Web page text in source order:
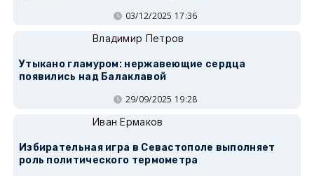
03/12/2025 17:36
Владимир Петров
Утыкано гламуром: нержавеющие сердца
появились над Балаклавой
29/09/2025 19:28
Иван Ермаков
Избирательная игра в Севастополе выполняет
роль политического термометра